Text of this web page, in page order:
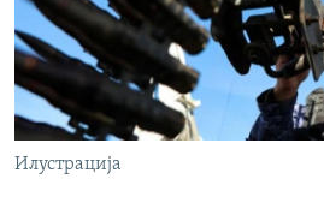
Илустрација